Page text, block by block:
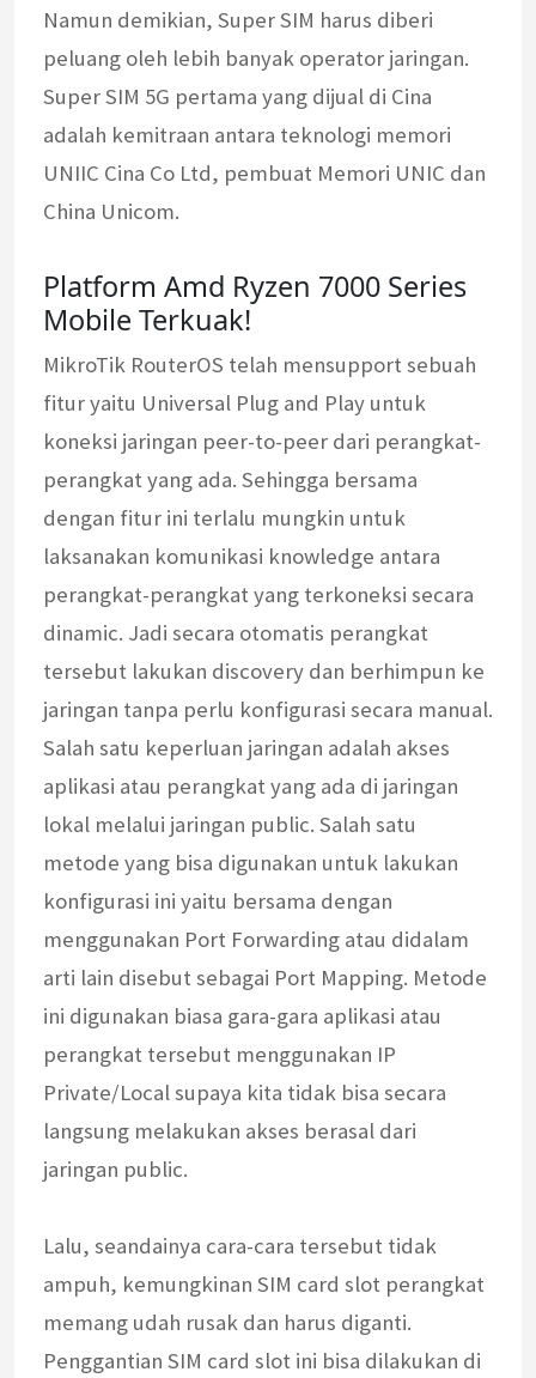
Namun demikian, Super SIM harus diberi
peluang oleh lebih banyak operator jaringan.
Super SIM 5G pertama yang dijual di Cina
adalah kemitraan antara teknologi memori
UNIIC Cina Co Ltd, pembuat Memori UNIC dan
China Unicom.
Platform Amd Ryzen 7000 Series
Mobile Terkuak!
MikroTik RouterOS telah mensupport sebuah
fitur yaitu Universal Plug and Play untuk
koneksi jaringan peer-to-peer dari perangkat-
perangkat yang ada. Sehingga bersama
dengan fitur ini terlalu mungkin untuk
laksanakan komunikasi knowledge antara
perangkat-perangkat yang terkoneksi secara
dinamic. Jadi secara otomatis perangkat
tersebut lakukan discovery dan berhimpun ke
jaringan tanpa perlu konfigurasi secara manual.
Salah satu keperluan jaringan adalah akses
aplikasi atau perangkat yang ada di jaringan
lokal melalui jaringan public. Salah satu
metode yang bisa digunakan untuk lakukan
konfigurasi ini yaitu bersama dengan
menggunakan Port Forwarding atau didalam
arti lain disebut sebagai Port Mapping. Metode
ini digunakan biasa gara-gara aplikasi atau
perangkat tersebut menggunakan IP
Private/Local supaya kita tidak bisa secara
langsung melakukan akses berasal dari
jaringan public.
Lalu, seandainya cara-cara tersebut tidak
ampuh, kemungkinan SIM card slot perangkat
memang udah rusak dan harus diganti.
Penggantian SIM card slot ini bisa dilakukan di